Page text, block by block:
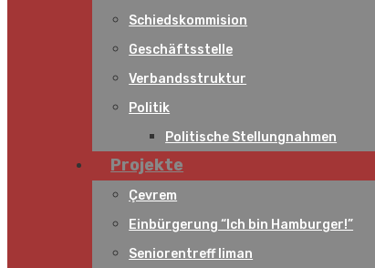
Schiedskommision
Geschäftsstelle
Verbandsstruktur
Politik
Politische Stellungnahmen
Projekte
Çevrem
Einbürgerung “Ich bin Hamburger!”
Seniorentreff liman